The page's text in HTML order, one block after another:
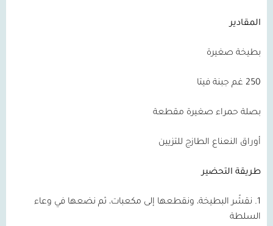
المقادير
بطيخة صغيرة
250 غم جبنة فيتا
بصلة حمراء صغيرة مقطعة
أوراق النعناع الطازج للتزيين
طريقة التحضير
1. نقشّر البطيخة، ونقطعها إلى مكعبات، ثم نضعها في وعاء
السلطة